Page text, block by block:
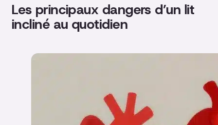
Les principaux dangers d’un lit
incliné au quotidien